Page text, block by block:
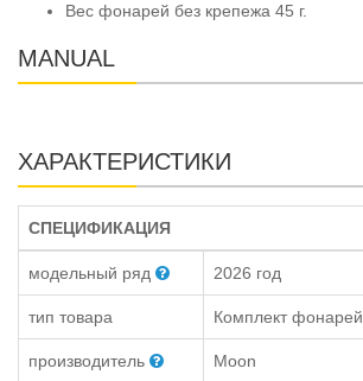
Вес фонарей без крепежа 45 г.
MANUAL
ХАРАКТЕРИСТИКИ
СПЕЦИФИКАЦИЯ
модельный ряд 2026 год
тип товара Комплект фонарей
производитель Moon